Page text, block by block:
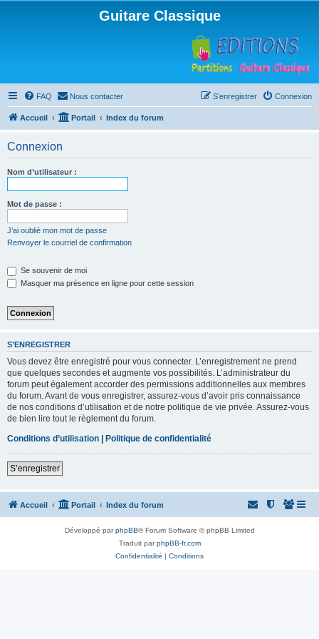
Guitare Classique
FAQ Nous contacter Connexion
S’enregistrer
Accueil Portail Index du forum
Connexion
Nom d’utilisateur :
Mot de passe :
J’ai oublié mon mot de passe
Renvoyer le courriel de confirmation
Se souvenir de moi
Masquer ma présence en ligne pour cette session
S’ENREGISTRER
Vous devez être enregistré pour vous connecter. L’enregistrement ne prend
que quelques secondes et augmente vos possibilités. L’administrateur du
forum peut également accorder des permissions additionnelles aux membres
du forum. Avant de vous enregistrer, assurez-vous d’avoir pris connaissance
de nos conditions d’utilisation et de notre politique de vie privée. Assurez-vous
de bien lire tout le règlement du forum.
Conditions d’utilisation | Politique de confidentialité
S’enregistrer
Accueil Portail Index du forum
Développé parphpBB® Forum Software © phpBB Limited
Traduit parphpBB-fr.com
Confidentialité | Conditions